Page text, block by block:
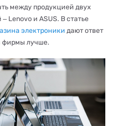
между продукцией двух
Lenovo и ASUS. В статье
электроники дают ответ
фирмы лучше.